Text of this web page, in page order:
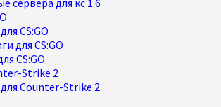
сервера для кс 1.6
CS:GO
для CS:GO
CS:GO
Strike 2
Counter-Strike 2